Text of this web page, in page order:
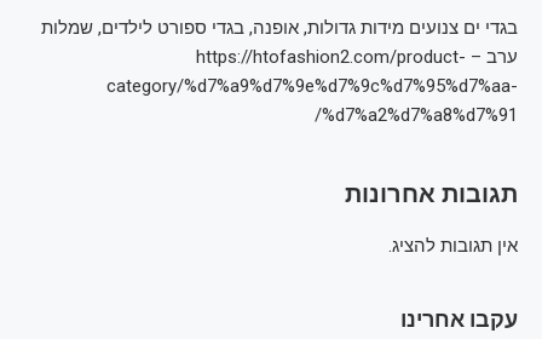
בגדי ים צנועים מידות גדולות, אופנה, בגדי ספורט לילדים, שמלות
ערב – https://htofashion2.com/product-
category/%d7%a9%d7%9e%d7%9c%d7%95%d7%aa-
%d7%a2%d7%a8%d7%91/
תגובות אחרונות
אין תגובות להציג.
עקבו אחרינו